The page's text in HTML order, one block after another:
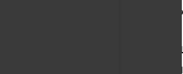
وتوفير حماية دولية فعالة
تشمل الدعم النفسي